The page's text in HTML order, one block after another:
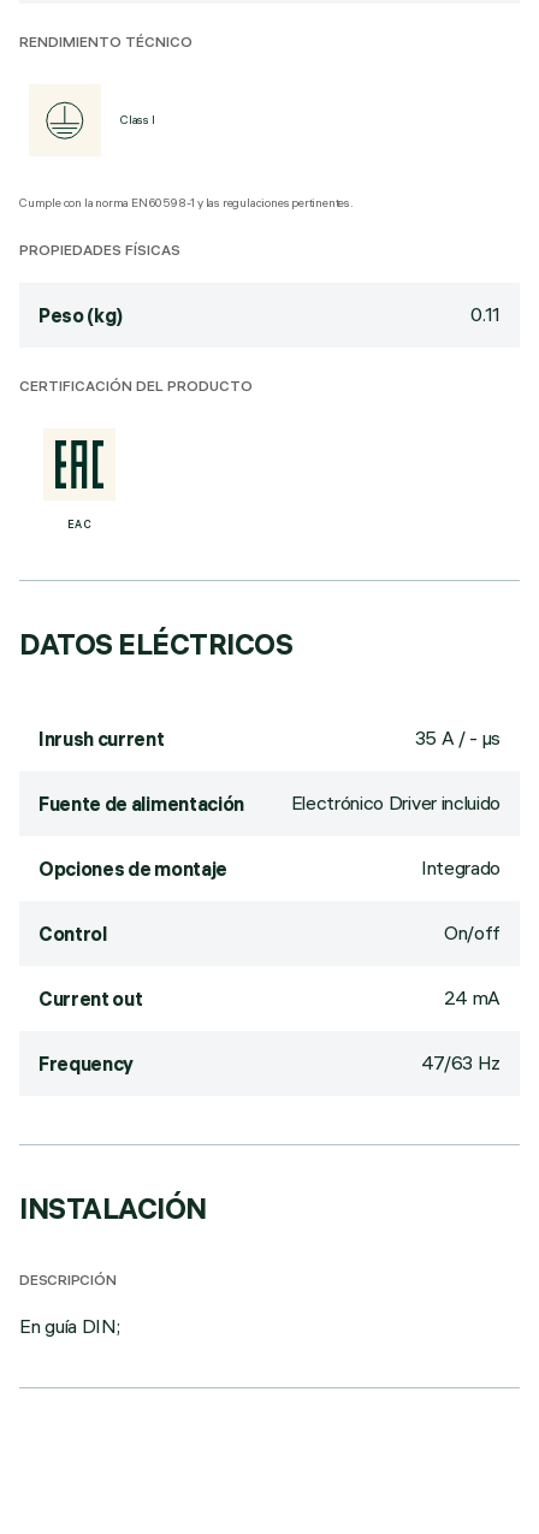
RENDIMIENTO TÉCNICO
Class I
Cumple con la norma EN60598-1 y las regulaciones pertinentes.
PROPIEDADES FÍSICAS
Peso (kg) 0.11
CERTIFICACIÓN DEL PRODUCTO
EAC
DATOS ELÉCTRICOS
Inrush current 35 A / - µs
Fuente de alimentación Electrónico Driver incluido
Opciones de montaje Integrado
Control On/off
Current out 24 mA
Frequency 47/63 Hz
INSTALACIÓN
DESCRIPCIÓN
En guía DIN;